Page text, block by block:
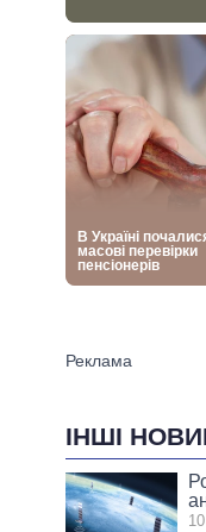
ІНШІ